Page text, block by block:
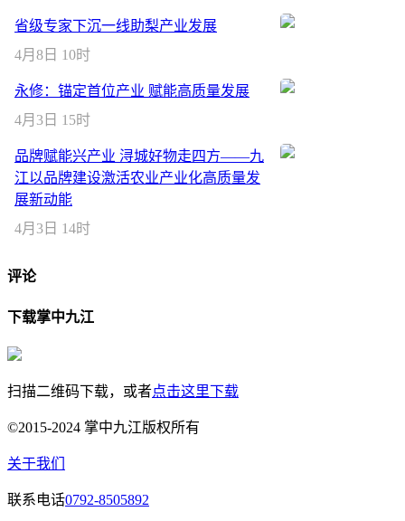
省级专家下沉一线助梨产业发展
4月8日 10时
永修：锚定首位产业 赋能高质量发展
4月3日 15时
品牌赋能兴产业 浔城好物走四方——九
江以品牌建设激活农业产业化高质量发
展新动能
4月3日 14时
评论
下载掌中九江
扫描二维码下载，或者点击这里下载
©2015-2024 掌中九江版权所有
关于我们
联系电话0792-8505892